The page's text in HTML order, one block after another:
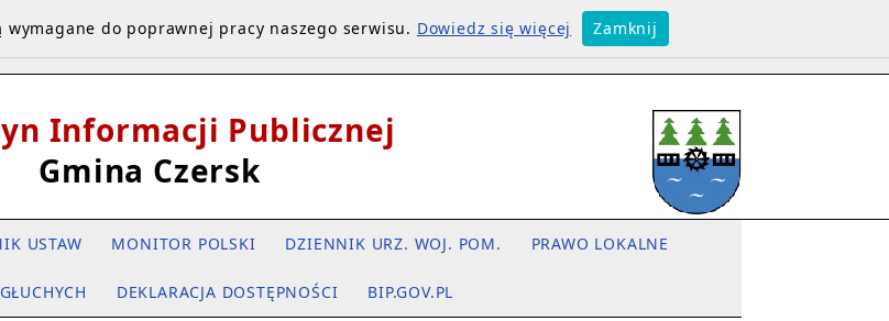
Informacji Publicznej
Gmina Czersk
USTAW MONITOR POLSKI DZIENNIK URZ. WOJ. POM. PRAWO LOKALNE
DEKLARACJA DOSTĘPNOŚCI BIP.GOV.PL
do poprawnej pracy naszego serwisu. Dowiedz się więcej Zamknij